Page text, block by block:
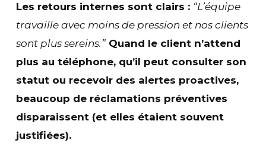
Les retours internes sont clairs : “L’équipe
travaille avec moins de pression et nos clients
sont plus sereins.”Quand le client n’attend
plus au téléphone, qu’il peut consulter son
statut ou recevoir des alertes proactives,
beaucoup de réclamations préventives
disparaissent (et elles étaient souvent
justifiées).